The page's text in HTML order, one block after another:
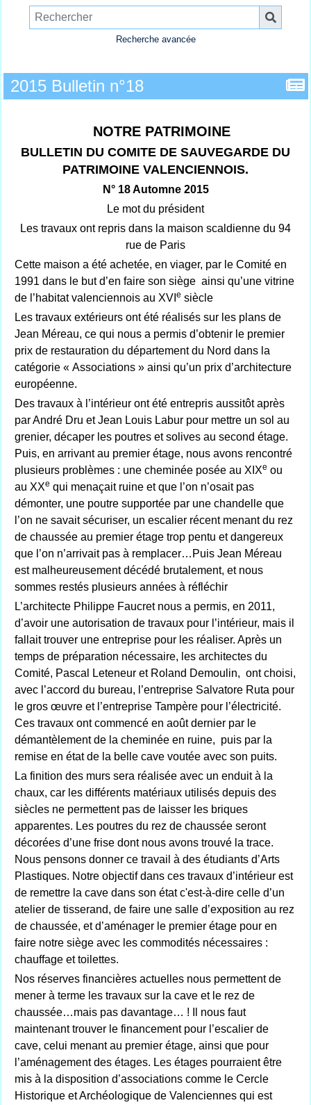
Recherche avancée
2015 Bulletin n°18
NOTRE PATRIMOINE
BULLETIN DU COMITE DE SAUVEGARDE DU
PATRIMOINE VALENCIENNOIS.
N° 18 Automne 2015
Le mot du président
Les travaux ont repris dans la maison scaldienne du 94
rue de Paris
Cette maison a été achetée, en viager, par le Comité en
1991 dans le but d’en faire son siège ainsi qu’une vitrine
de l’habitat valenciennois au XVI e siècle
Les travaux extérieurs ont été réalisés sur les plans de
Jean Méreau, ce qui nous a permis d’obtenir le premier
prix de restauration du département du Nord dans la
catégorie « Associations » ainsi qu’un prix d’architecture
européenne.
Des travaux à l’intérieur ont été entrepris aussitôt après
par André Dru et Jean Louis Labur pour mettre un sol au
grenier, décaper les poutres et solives au second étage.
Puis, en arrivant au premier étage, nous avons rencontré
plusieurs problèmes : une cheminée posée au XIXe ou
au XXe qui menaçait ruine et que l’on n’osait pas
démonter, une poutre supportée par une chandelle que
l’on ne savait sécuriser, un escalier récent menant du rez
de chaussée au premier étage trop pentu et dangereux
que l’on n’arrivait pas à remplacer…Puis Jean Méreau
est malheureusement décédé brutalement, et nous
sommes restés plusieurs années à réfléchir
L’architecte Philippe Faucret nous a permis, en 2011,
d’avoir une autorisation de travaux pour l’intérieur, mais il
fallait trouver une entreprise pour les réaliser. Après un
temps de préparation nécessaire, les architectes du
Comité, Pascal Leteneur et Roland Demoulin, ont choisi,
avec l’accord du bureau, l’entreprise Salvatore Ruta pour
le gros œuvre et l’entreprise Tampère pour l’électricité.
Ces travaux ont commencé en août dernier par le
démantèlement de la cheminée en ruine, puis par la
remise en état de la belle cave voutée avec son puits.
La finition des murs sera réalisée avec un enduit à la
chaux, car les différents matériaux utilisés depuis des
siècles ne permettent pas de laisser les briques
apparentes. Les poutres du rez de chaussée seront
décorées d’une frise dont nous avons trouvé la trace.
Nous pensons donner ce travail à des étudiants d’Arts
Plastiques. Notre objectif dans ces travaux d’intérieur est
de remettre la cave dans son état c'est-à-dire celle d’un
atelier de tisserand, de faire une salle d’exposition au rez
de chaussée, et d’aménager le premier étage pour en
faire notre siège avec les commodités nécessaires :
chauffage et toilettes.
Nos réserves financières actuelles nous permettent de
mener à terme les travaux sur la cave et le rez de
chaussée…mais pas davantage… ! Il nous faut
maintenant trouver le financement pour l’escalier de
cave, celui menant au premier étage, ainsi que pour
l’aménagement des étages. Les étages pourraient être
mis à la disposition d’associations comme le Cercle
Historique et Archéologique de Valenciennes qui est